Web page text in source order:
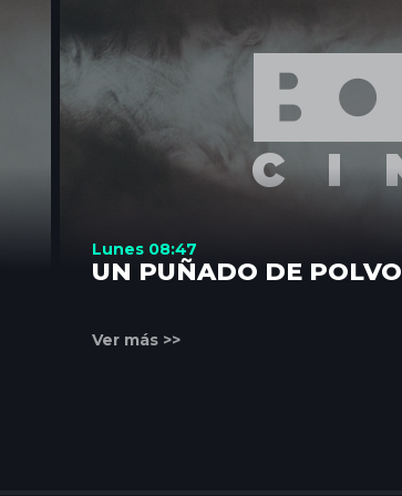
Lunes 08:47
UN PUÑADO DE POLVO
Ver más >>